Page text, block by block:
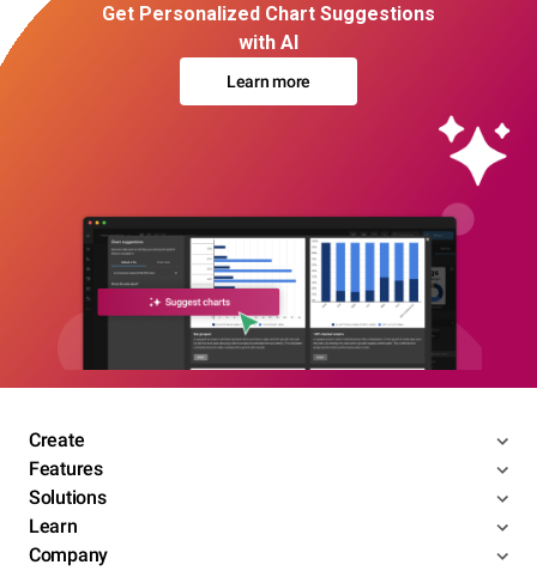
Get Personalized Chart Suggestions
with AI
Learn more
Create
Features
Solutions
Learn
Company